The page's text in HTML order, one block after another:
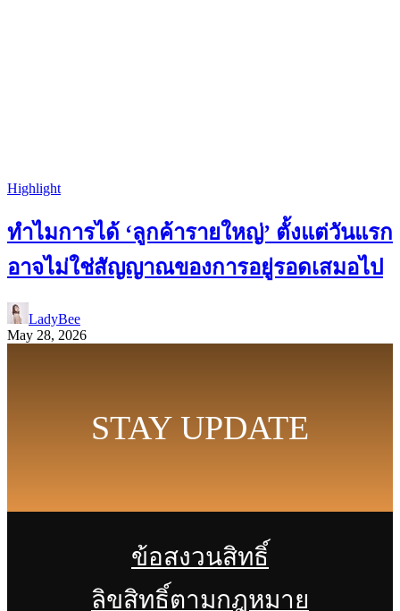
Highlight
ทำไมการได้ ‘ลูกค้ารายใหญ่’ ตั้งแต่วันแรก
อาจไม่ใช่สัญญาณของการอยู่รอดเสมอไป
LadyBee
May 28, 2026
STAY UPDATE
ข้อสงวนสิทธิ์
ลิขสิทธิ์ตามกฎหมาย